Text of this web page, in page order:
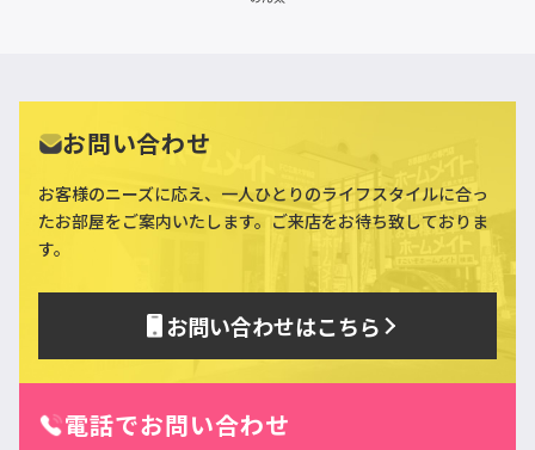
お問い合わせ
お客様のニーズに応え、一人ひとりのライフスタイルに合っ
たお部屋をご案内いたします。ご来店をお待ち致しておりま
す。
お問い合わせはこちら
電話でお問い合わせ